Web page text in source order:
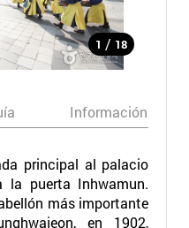
1 / 18
Información
principal al palacio
la puerta Inhwamun.
más importante
en 1902,